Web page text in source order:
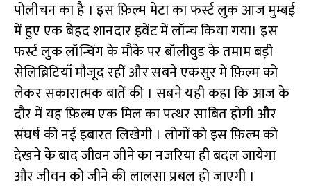
पोलीचन का है । इस फ़िल्म मेटा का फर्स्ट लुक आज मुम्बई
में हुए एक बेहद शानदार इवेंट में लॉन्च किया गया। इस
फर्स्ट लुक लॉन्चिंग के मौके पर बॉलीवुड के तमाम बड़ी
सेलिब्रिटियाँ मौजूद रहीं और सबने एकसुर में फ़िल्म को
लेकर सकारात्मक बातें की । सबने यही कहा कि आज के
दौर में यह फ़िल्म एक मिल का पत्थर साबित होगी और
संघर्ष की नई इबारत लिखेगी । लोगों को इस फ़िल्म को
देखने के बाद जीवन जीने का नजरिया ही बदल जायेगा
और जीवन को जीने की लालसा प्रबल हो जाएगी ।